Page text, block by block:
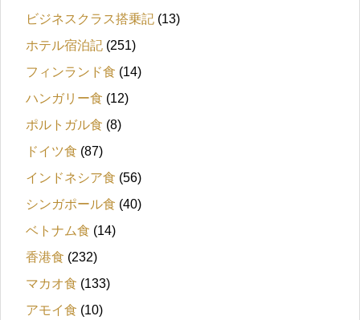
ビジネスクラス搭乗記 (13)
ホテル宿泊記 (251)
フィンランド食 (14)
ハンガリー食 (12)
ポルトガル食 (8)
ドイツ食 (87)
インドネシア食 (56)
シンガポール食 (40)
ベトナム食 (14)
香港食 (232)
マカオ食 (133)
アモイ食 (10)